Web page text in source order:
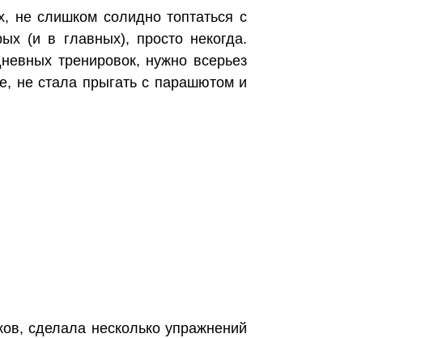
не слишком солидно топтаться с
(и в главных), просто некогда.
тренировок, нужно всерьез
не стала прыгать с парашютом и
сделала несколько упражнений